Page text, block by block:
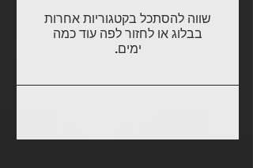
שווה להסתכל בקטגוריות אחרות
בבלוג או לחזור לפה עוד כמה
ימים.